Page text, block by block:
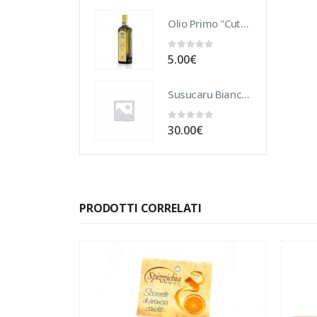
Olio Primo "Cutrera" DOP 10 cl
0 Su 5
5.00€
Susucaru Bianco 75 cl
0Su 5
30.00€
PRODOTTI CORRELATI